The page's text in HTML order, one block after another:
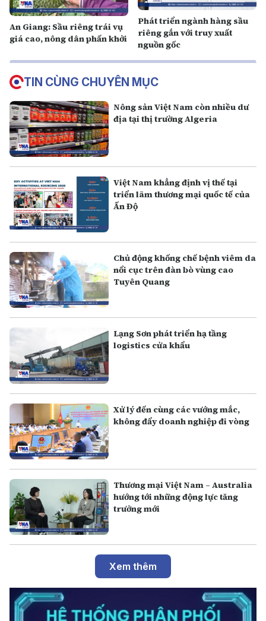
An Giang: Sầu riêng trái vụ
giá cao, nông dân phấn khởi
Phát triển ngành hàng sầu
riêng gắn với truy xuất
nguồn gốc
TIN CÙNG CHUYÊN MỤC
Nông sản Việt Nam còn nhiều dư
địa tại thị trường Algeria
Việt Nam khẳng định vị thế tại
triển lãm thương mại quốc tế của
Ấn Độ
Chủ động khống chế bệnh viêm da
nổi cục trên đàn bò vùng cao
Tuyên Quang
Lạng Sơn phát triển hạ tầng
logistics cửa khẩu
Xử lý đến cùng các vướng mắc,
không đẩy doanh nghiệp đi vòng
Thương mại Việt Nam – Australia
hướng tới những động lực tăng
trưởng mới
Xem thêm